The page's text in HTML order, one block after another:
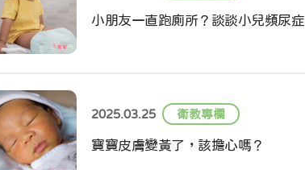
小朋友一直跑廁所？談談小兒頻尿症
2025.03.25 衛教專欄
寶寶皮膚變黃了，該擔心嗎？